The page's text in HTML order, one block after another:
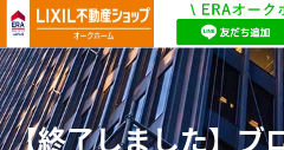
【終了しました】ブ